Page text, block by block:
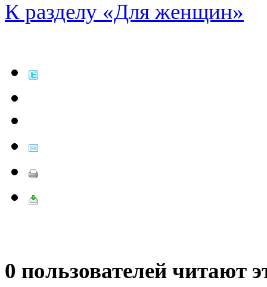
К разделу «Для женщин»
0 пользователей читают